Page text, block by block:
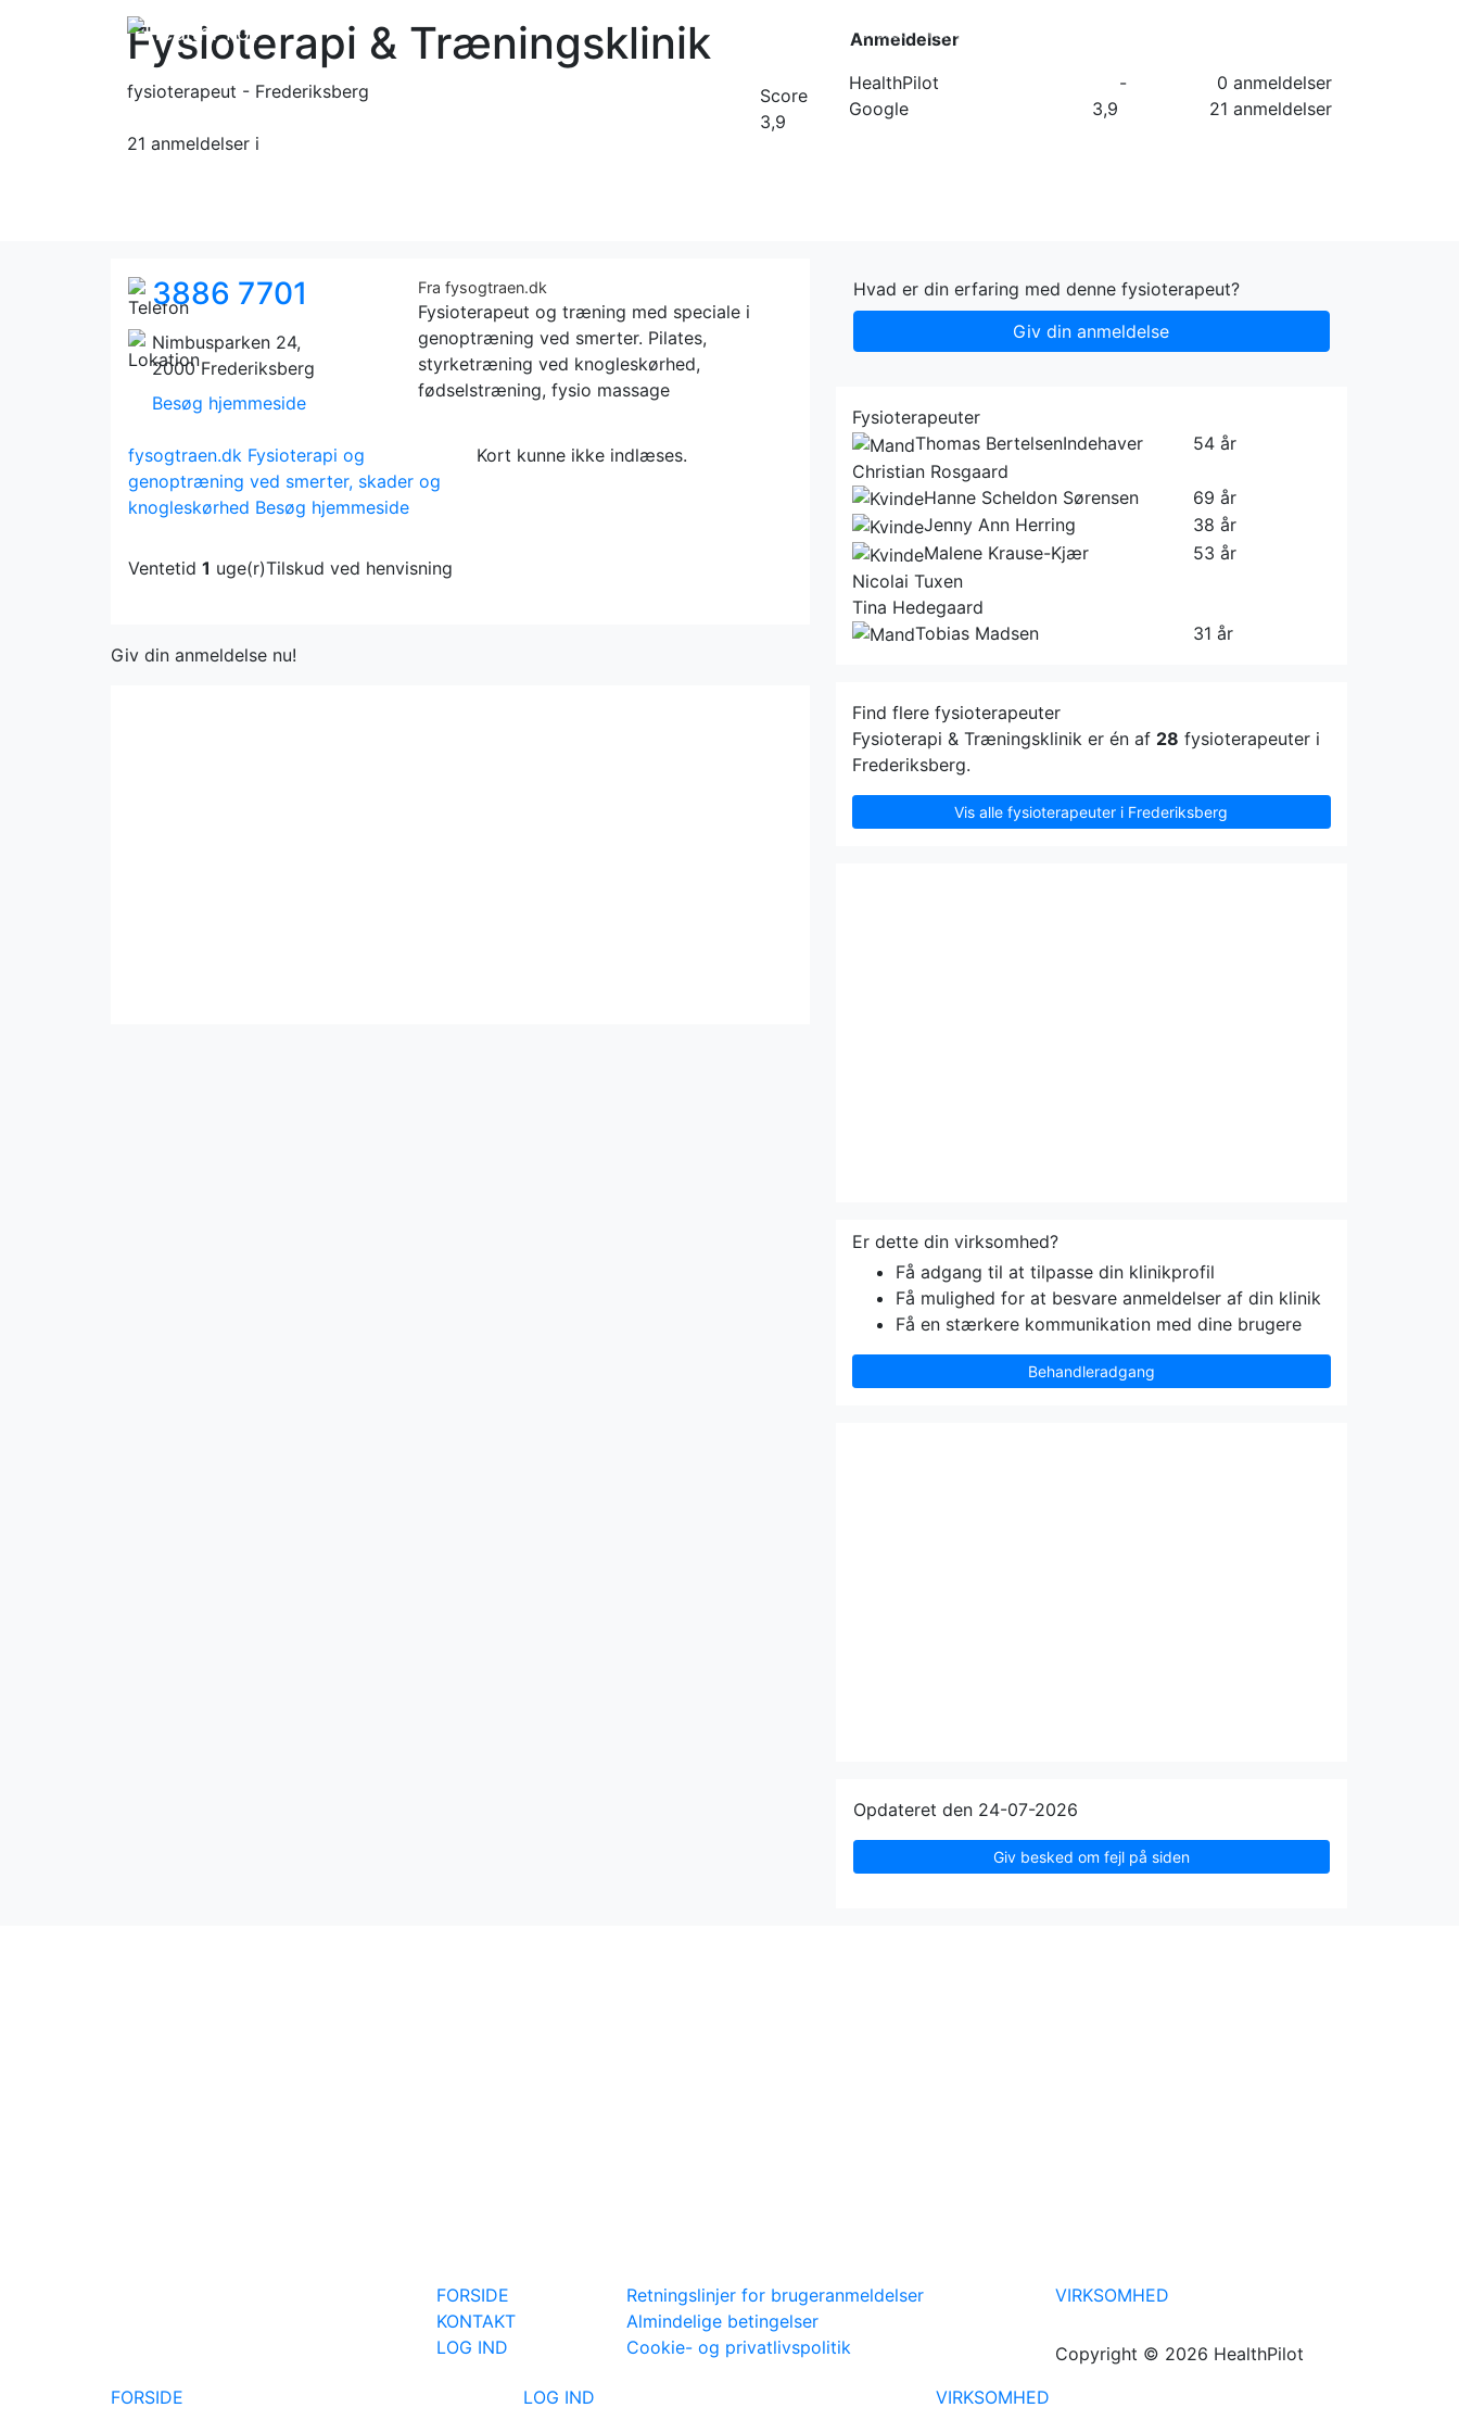
Forside Kategorier
Fysioterapi & Træningsklinik
fysioterapeut - Frederiksberg
21 anmeldelser i
Score
3,9
Anmeldelser
HealthPilot
-
0 anmeldelser
Google
3,9 21 anmeldelser
3886 7701
Nimbusparken 24,
2000 Frederiksberg
Besøg hjemmeside
Fra fysogtraen.dk
Fysioterapeut og træning med speciale i
genoptræning ved smerter. Pilates,
styrketræning ved knogleskørhed,
fødselstræning, fysio massage
fysogtraen.dk Fysioterapi og
genoptræning ved smerter, skader og
knogleskørhed Besøg hjemmeside
Kort kunne ikke indlæses.
Ventetid 1 uge(r)Tilskud ved henvisning
Giv din anmeldelse nu!
Hvad er din erfaring med denne fysioterapeut?
Giv din anmeldelse
Fysioterapeuter
Thomas BertelsenIndehaver
54 år
Christian Rosgaard
Hanne Scheldon Sørensen
69 år
Jenny Ann Herring
38 år
Malene Krause-Kjær
53 år
Nicolai Tuxen
Tina Hedegaard
Tobias Madsen
31 år
Find flere fysioterapeuter
Fysioterapi & Træningsklinik er én af 28 fysioterapeuter i
Frederiksberg.
Vis alle fysioterapeuter i Frederiksberg
Er dette din virksomhed?
Få adgang til at tilpasse din klinikprofil
Få mulighed for at besvare anmeldelser af din klinik
Få en stærkere kommunikation med dine brugere
Behandleradgang
Opdateret den 24-07-2026
Giv besked om fejl på siden
FORSIDE
KONTAKT
LOG IND
Retningslinjer for brugeranmeldelser
Almindelige betingelser
Cookie- og privatlivspolitik
VIRKSOMHED
Copyright © 2026 HealthPilot
FORSIDE
LOG IND VIRKSOMHED